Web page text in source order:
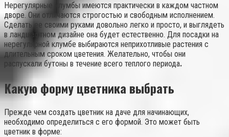
Нерегулярные клумбы имеются практически в каждом частном
дворе. Они отличаются строгостью и свободным исполнением.
Сделать ее своими руками довольно легко и просто, и выглядеть
в ландшафтном дизайне она будет естественно. Для посадки на
нерегулярной клумбе выбираются неприхотливые растения с
длительным сроком цветения. Желательно, чтобы они
распускали бутоны в течение всего теплого периода.
Какую форму цветника выбрать
Прежде чем создать цветник на даче для начинающих,
необходимо определиться с его формой. Это может быть
цветник в форме: